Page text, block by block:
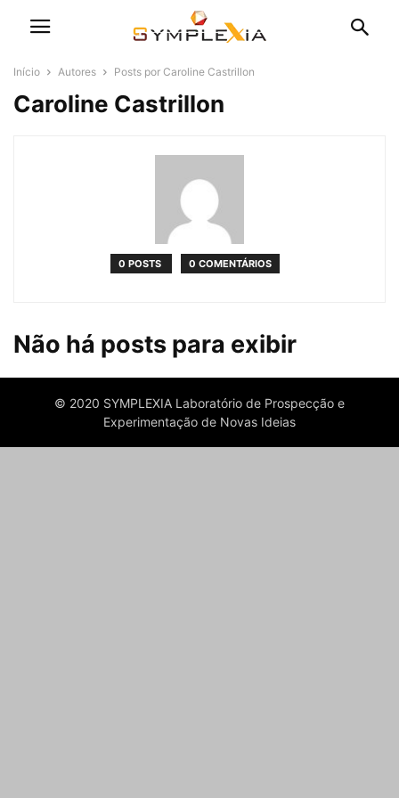
Início Autores Posts por Caroline Castrillon
Caroline Castrillon
0 POSTS 0 COMENTÁRIOS
Não há posts para exibir
© 2020 SYMPLEXIA Laboratório de Prospecção e
Experimentação de Novas Ideias